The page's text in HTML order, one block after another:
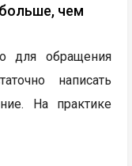
чем
для обращения
написать
На практике